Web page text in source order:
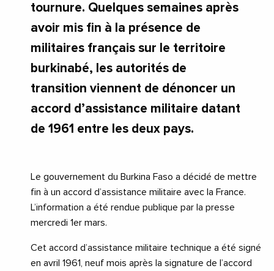
tournure. Quelques semaines après
avoir mis fin à la présence de
militaires français sur le territoire
burkinabé, les autorités de
transition viennent de dénoncer un
accord d’assistance militaire datant
de 1961 entre les deux pays.
Le gouvernement du Burkina Faso a décidé de mettre
fin à un accord d’assistance militaire avec la France.
L’information a été rendue publique par la presse
mercredi 1er mars.
Cet accord d’assistance militaire technique a été signé
en avril 1961, neuf mois après la signature de l’accord